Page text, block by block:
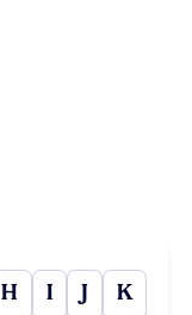
H I J K